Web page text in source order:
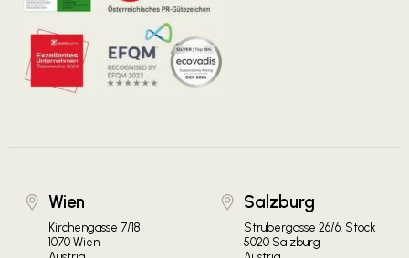
Wien
Kirchengasse 7/18
1070 Wien
Salzburg
Strubergasse 26/6. Stock
5020 Salzburg